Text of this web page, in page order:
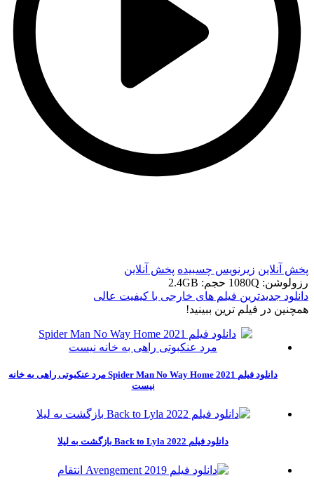
پخش آنلاین زیرنویس چسبیده پخش آنلاین
رزولوشن: 1080Q
حجم: 2.4GB
دانلود جدیدترین فیلم های خارجی با کیفیت عالی
همچنين در فيلم ترين ببينيد!
دانلود فیلم Spider Man No Way Home 2021 مرد عنکبوتی راهی به خانه
نیست
دانلود فیلم Back to Lyla 2022 بازگشت به لیلا